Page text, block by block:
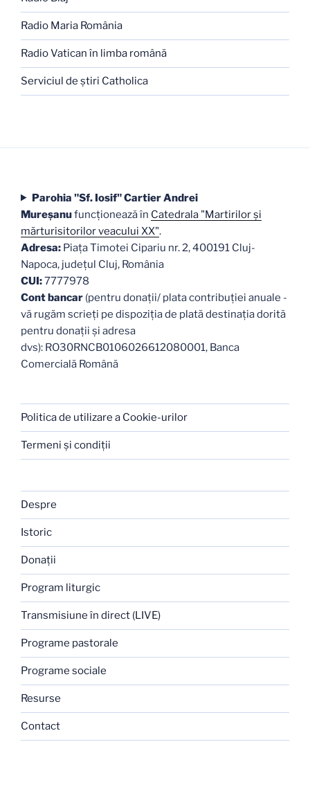
Radio Maria România
Radio Vatican în limba română
Serviciul de ştiri Catholica
Parohia "Sf. Iosif" Cartier Andrei
Mureşanufuncţionează în Catedrala "Martirilor şi
mărturisitorilor veacului XX".
Adresa: Piaţa Timotei Cipariu nr. 2, 400191 Cluj-
Napoca, judeţul Cluj, România
CUI:7777978
Cont bancar (pentru donații/ plata contribuției anuale -
vă rugăm scrieți pe dispoziția de plată destinația dorită
pentru donații și adresa
dvs): RO30RNCB0106026612080001, Banca
Comercială Română
Politica de utilizare a Cookie-urilor
Termeni şi condiţii
Despre
Istoric
Donaţii
Program liturgic
Transmisiune în direct (LIVE)
Programe pastorale
Programe sociale
Resurse
Contact